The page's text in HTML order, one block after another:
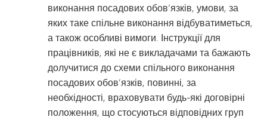
виконання посадових обов’язків, умови, за
яких таке спільне виконання відбуватиметься,
а також особливі вимоги. Інструкції для
працівників, які не є викладачами та бажають
долучитися до схеми спільного виконання
посадових обов’язків, повинні, за
необхідності, враховувати будь-які договірні
положення, що стосуються відповідних груп